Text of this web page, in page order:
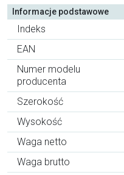
Informacje podstawowe
Indeks
EAN
Numer modelu
producenta
Szerokość
Wysokość
Waga netto
Waga brutto